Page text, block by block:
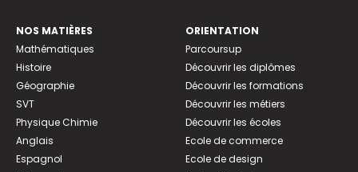
NOS MATIÈRES
Mathématiques
Histoire
Géographie
SVT
Physique Chimie
Anglais
Espagnol
ORIENTATION
Parcoursup
Découvrir les diplômes
Découvrir les formations
Découvrir les métiers
Découvrir les écoles
Ecole de commerce
Ecole de design